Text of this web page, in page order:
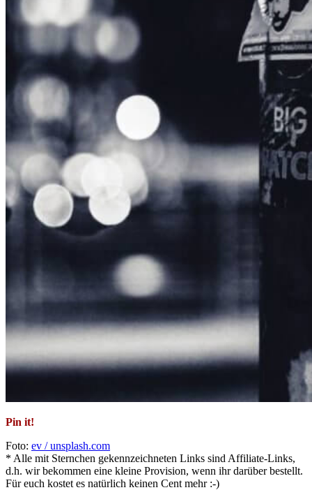
Pin it!
Foto: ev / unsplash.com
* Alle mit Sternchen gekennzeichneten Links sind Affiliate-Links,
d.h. wir bekommen eine kleine Provision, wenn ihr darüber bestellt.
Für euch kostet es natürlich keinen Cent mehr :-)